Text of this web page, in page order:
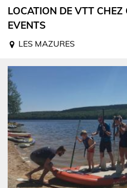
LOCATION DE VTT CHEZ
EVENTS
LES MAZURES